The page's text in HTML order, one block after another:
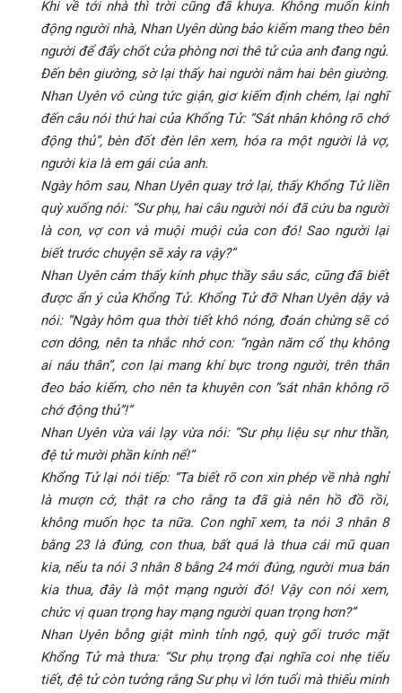
Khi về tới nhà thì trời cũng đã khuya. Không muốn kinh
động người nhà, Nhan Uyên dùng bảo kiếm mang theo bên
người để đẩy chốt cửa phòng nơi thê tử của anh đang ngủ.
Đến bên giường, sờ lại thấy hai người nằm hai bên giường.
Nhan Uyên vô cùng tức giận, giơ kiếm định chém, lại nghĩ
đến câu nói thứ hai của Khổng Tử: “Sát nhân không rõ chớ
động thủ”, bèn đốt đèn lên xem, hóa ra một người là vợ,
người kia là em gái của anh.
Ngày hôm sau, Nhan Uyên quay trở lại, thấy Khổng Tử liền
quỳ xuống nói: “Sư phụ, hai câu người nói đã cứu ba người
là con, vợ con và muội muội của con đó! Sao người lại
biết trước chuyện sẽ xảy ra vậy?”
Nhan Uyên cảm thấy kính phục thầy sâu sắc, cũng đã biết
được ẩn ý của Khổng Tử. Khổng Tử đỡ Nhan Uyên dậy và
nói: “Ngày hôm qua thời tiết khô nóng, đoán chừng sẽ có
cơn dông, nên ta nhắc nhở con: “ngàn năm cổ thụ không
ai náu thân”, con lại mang khí bực trong người, trên thân
đeo bảo kiếm, cho nên ta khuyên con “sát nhân không rõ
chớ động thủ”!”
Nhan Uyên vừa vái lạy vừa nói: “Sư phụ liệu sự như thần,
đệ tử mười phần kính nể!”
Khổng Tử lại nói tiếp: “Ta biết rõ con xin phép về nhà nghỉ
là mượn cớ, thật ra cho rằng ta đã già nên hồ đồ rồi,
không muốn học ta nữa. Con nghĩ xem, ta nói 3 nhân 8
bằng 23 là đúng, con thua, bất quá là thua cái mũ quan
kia, nếu ta nói 3 nhân 8 bằng 24 mới đúng, người mua bán
kia thua, đây là một mạng người đó! Vậy con nói xem,
chức vị quan trọng hay mạng người quan trọng hơn?”
Nhan Uyên bỗng giật mình tỉnh ngộ, quỳ gối trước mặt
Khổng Tử mà thưa: “Sư phụ trọng đại nghĩa coi nhẹ tiểu
tiết, đệ tử còn tưởng rằng Sư phụ vì lớn tuổi mà thiếu minh